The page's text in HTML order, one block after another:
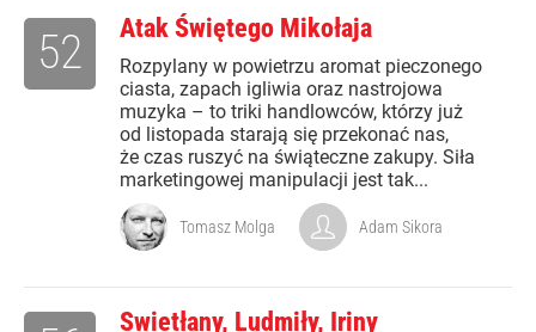
Atak Świętego Mikołaja
Rozpylany w powietrzu aromat pieczonego
ciasta, zapach igliwia oraz nastrojowa
muzyka – to triki handlowców, którzy już
od listopada starają się przekonać nas,
że czas ruszyć na świąteczne zakupy. Siła
marketingowej manipulacji jest tak...
52
Tomasz Molga Adam Sikora
Swietłany, Ludmiły, Iriny